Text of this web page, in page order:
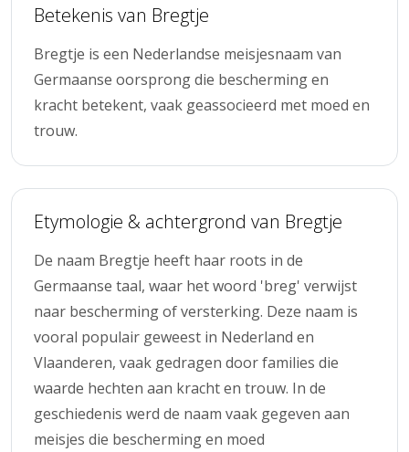
Betekenis van Bregtje
Bregtje is een Nederlandse meisjesnaam van
Germaanse oorsprong die bescherming en
kracht betekent, vaak geassocieerd met moed en
trouw.
Etymologie & achtergrond van Bregtje
De naam Bregtje heeft haar roots in de
Germaanse taal, waar het woord 'breg' verwijst
naar bescherming of versterking. Deze naam is
vooral populair geweest in Nederland en
Vlaanderen, vaak gedragen door families die
waarde hechten aan kracht en trouw. In de
geschiedenis werd de naam vaak gegeven aan
meisjes die bescherming en moed